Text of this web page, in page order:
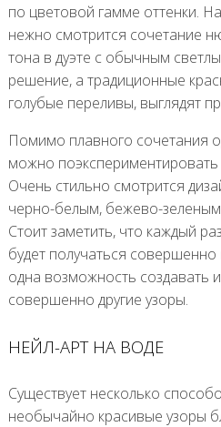
по цветовой гамме оттенки.
нежно смотрится сочетание
тона в дуэте с обычным
решение, а традиционные
голубые переливы, выглядят
Помимо плавного сочетания
можно
Очень стильно смотрится
черно-белым, бежево-
Стоит заметить, что каждый
будет получаться
одна возможность создавать
совершенно другие узоры.
НЕЙЛ-АРТ НА ВОДЕ
Существует несколько
необычайно красивые узоры